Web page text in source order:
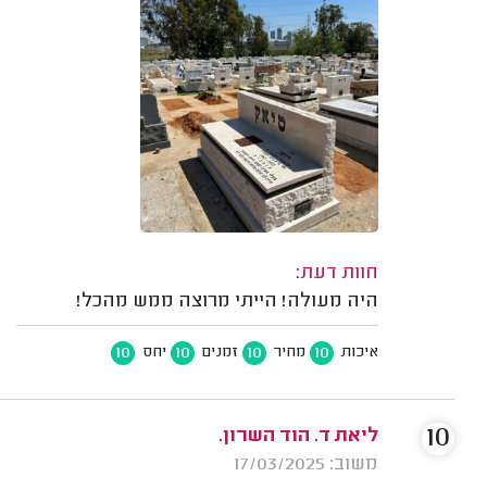
חוות דעת:
היה מעולה! הייתי מרוצה ממש מהכל!
איכות 10 מחיר 10 זמנים 10 יחס 10
ליאת ד. הוד השרון.
משוב: 17/03/2025
10